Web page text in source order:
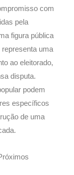
com
pela
figura pública
uma
ao eleitorado,
disputa.
podem
específicos
de uma